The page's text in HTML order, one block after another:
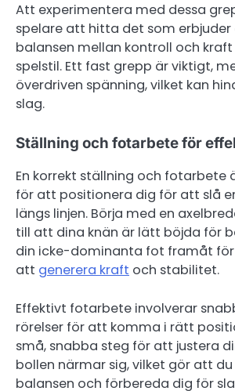
Att experimentera med dessa
spelare att hitta det som erbjuder
balansen mellan kontroll och
spelstil. Ett fast grepp är viktigt,
överdriven spänning, vilket kan
slag.
Ställning och fotarbete för
En korrekt ställning och fotarbete
för att positionera dig för att slå
längs linjen. Börja med en
till att dina knän är lätt böjda för
din icke-dominanta fot framåt
att generera kraft och stabilitet.
Effektivt fotarbete involverar
rörelser för att komma i rätt
små, snabba steg för att justera
bollen närmar sig, vilket gör att
balansen och förbereda dig för